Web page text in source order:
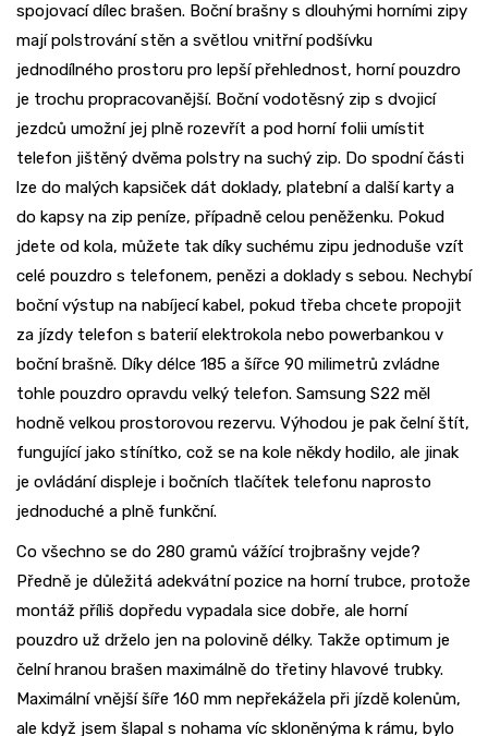
spojovací dílec brašen. Boční brašny s dlouhými horními zipy
mají polstrování stěn a světlou vnitřní podšívku
jednodílného prostoru pro lepší přehlednost, horní pouzdro
je trochu propracovanější. Boční vodotěsný zip s dvojicí
jezdců umožní jej plně rozevřít a pod horní folii umístit
telefon jištěný dvěma polstry na suchý zip. Do spodní části
lze do malých kapsiček dát doklady, platební a další karty a
do kapsy na zip peníze, případně celou peněženku. Pokud
jdete od kola, můžete tak díky suchému zipu jednoduše vzít
celé pouzdro s telefonem, penězi a doklady s sebou. Nechybí
boční výstup na nabíjecí kabel, pokud třeba chcete propojit
za jízdy telefon s baterií elektrokola nebo powerbankou v
boční brašně. Díky délce 185 a šířce 90 milimetrů zvládne
tohle pouzdro opravdu velký telefon. Samsung S22 měl
hodně velkou prostorovou rezervu. Výhodou je pak čelní štít,
fungující jako stínítko, což se na kole někdy hodilo, ale jinak
je ovládání displeje i bočních tlačítek telefonu naprosto
jednoduché a plně funkční.
Co všechno se do 280 gramů vážící trojbrašny vejde?
Předně je důležitá adekvátní pozice na horní trubce, protože
montáž příliš dopředu vypadala sice dobře, ale horní
pouzdro už drželo jen na polovině délky. Takže optimum je
čelní hranou brašen maximálně do třetiny hlavové trubky.
Maximální vnější šíře 160 mm nepřekážela při jízdě kolenům,
ale když jsem šlapal s nohama víc skloněnýma k rámu, bylo